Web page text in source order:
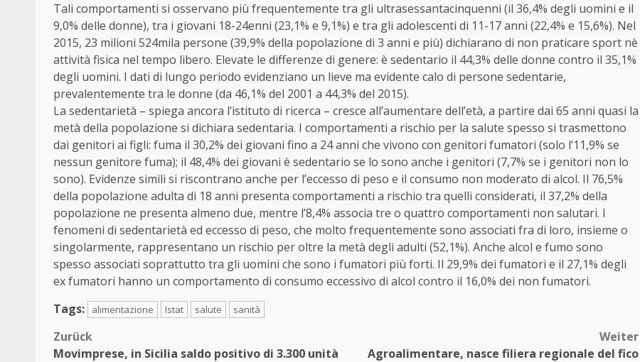
Tali comportamenti si osservano più frequentemente tra gli ultrasessantacinquenni (il 36,4% degli uomini e il
9,0% delle donne), tra i giovani 18-24enni (23,1% e 9,1%) e tra gli adolescenti di 11-17 anni (22,4% e 15,6%). Nel
2015, 23 milioni 524mila persone (39,9% della popolazione di 3 anni e più) dichiarano di non praticare sport nè
attività fisica nel tempo libero. Elevate le differenze di genere: è sedentario il 44,3% delle donne contro il 35,1%
degli uomini. I dati di lungo periodo evidenziano un lieve ma evidente calo di persone sedentarie,
prevalentemente tra le donne (da 46,1% del 2001 a 44,3% del 2015).
La sedentarietà – spiega ancora l’istituto di ricerca – cresce all’aumentare dell’età, a partire dai 65 anni quasi la
metà della popolazione si dichiara sedentaria. I comportamenti a rischio per la salute spesso si trasmettono
dai genitori ai figli: fuma il 30,2% dei giovani fino a 24 anni che vivono con genitori fumatori (solo l’11,9% se
nessun genitore fuma); il 48,4% dei giovani è sedentario se lo sono anche i genitori (7,7% se i genitori non lo
sono). Evidenze simili si riscontrano anche per l’eccesso di peso e il consumo non moderato di alcol. Il 76,5%
della popolazione adulta di 18 anni presenta comportamenti a rischio tra quelli considerati, il 37,2% della
popolazione ne presenta almeno due, mentre l’8,4% associa tre o quattro comportamenti non salutari. I
fenomeni di sedentarietà ed eccesso di peso, che molto frequentemente sono associati fra di loro, insieme o
singolarmente, rappresentano un rischio per oltre la metà degli adulti (52,1%). Anche alcol e fumo sono
spesso associati soprattutto tra gli uomini che sono i fumatori più forti. Il 29,9% dei fumatori e il 27,1% degli
ex fumatori hanno un comportamento di consumo eccessivo di alcol contro il 16,0% dei non fumatori.
Tags:
alimentazione Istat salute sanità
Beitragsnavigation
Zurück
Movimprese, in Sicilia saldo positivo di 3.300 unità
Weiter
Agroalimentare, nasce filiera regionale del fico